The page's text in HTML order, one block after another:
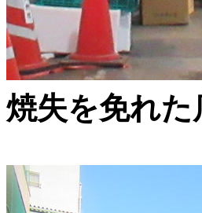
焼失を免れ